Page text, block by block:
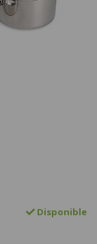
Disponible